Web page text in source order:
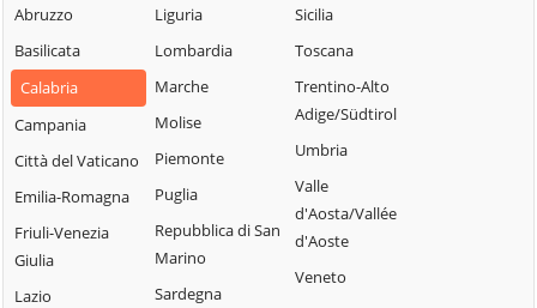
Bianchi
Bisignano
Bocchigliero
Bonifati
Buonvicino
Calopezzati
Laino Castello
Lappano
Lattarico
Longobardi
Longobucco
Lungro
Luzzi
San Donato di
San Giorgio
Albanese
San Giovanni in
Fiore
San Lorenzo
Abruzzo
Basilicata
Calabria
Campania
Città del Vaticano
Emilia-Romagna
Friuli-Venezia
Giulia
Lazio
Liguria
Lombardia
Marche
Molise
Piemonte
Puglia
Repubblica di San
Marino
Sardegna
Sicilia
Toscana
Trentino-Alto
Adige/Südtirol
Umbria
Valle
d'Aosta/Vallée
d'Aoste
Veneto